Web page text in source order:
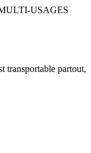
USAGES
transportable partout,